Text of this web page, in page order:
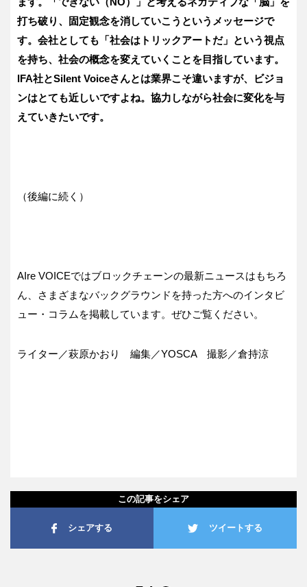
打ち破り、固定観念を消していこうというメッセージで
す。会社としても「社会はトリックアートだ」という視点
を持ち、社会の概念を変えていくことを目指しています。
IFA社とSilent Voiceさんとは業界こそ違いますが、ビジョ
ンはとても近しいですよね。協力しながら社会に変化を与
えていきたいです。
（後編に続く）
AIre VOICEではブロックチェーンの最新ニュースはもちろ
ん、さまざまなバックグラウンドを持った方へのインタビ
ュー・コラムを掲載しています。ぜひご覧ください。
ライター／萩原かおり 編集／YOSCA 撮影／倉持涼
この記事をシェア
シェアする ツイートする